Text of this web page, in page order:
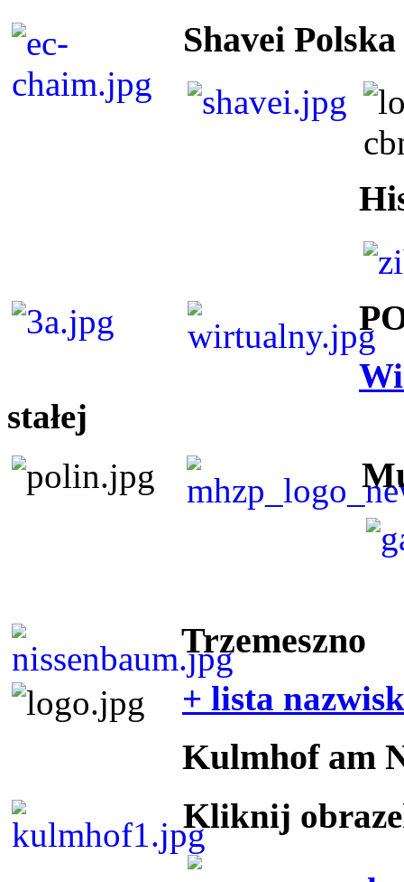
Shavei Polska
stałej
Trzemeszno
+ lista nazwisk
Kulmhof am
Kliknij